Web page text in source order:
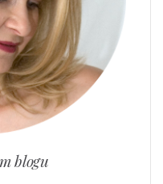
blogu